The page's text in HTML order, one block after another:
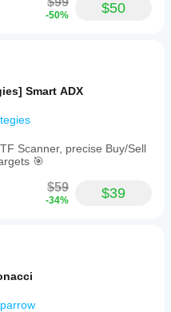
-50% $50
Smart ADX
Scanner, precise Buy/Sell
🎯
$59
-34% $39